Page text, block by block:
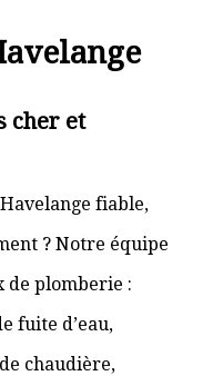
cher et
fiable,
? Notre équipe
de plomberie :
fuite d’eau,
chaudière,